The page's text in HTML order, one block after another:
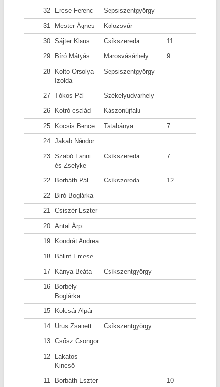
32 Ercse Ferenc Sepsiszentgyörgy
31 Mester Ágnes Kolozsvár
30 Sájter Klaus Csíkszereda 11
29 Bíró Mátyás Marosvásárhely 9
28
Kolto Orsolya-
Izolda
Sepsiszentgyörgy
27 Tókos Pál Székelyudvarhely
26 Kotró család Kászonújfalu
25 Kocsis Bence Tatabánya 7
24 Jakab Nándor
23
Szabó Fanni
és Zselyke
Csíkszereda 7
22 Borbáth Pál Csíkszereda 12
22 Biró Boglárka
21 Csiszér Eszter
20 Antal Árpi
19 Kondrát Andrea
18 Bálint Emese
17 Kánya Beáta Csíkszentgyörgy
16
Borbély
Boglárka
15
Kolcsár Alpár
14 Urus Zsanett Csíkszentgyörgy
13 Csősz Csongor
12
Lakatos
Kincső
11
Borbáth Eszter 10